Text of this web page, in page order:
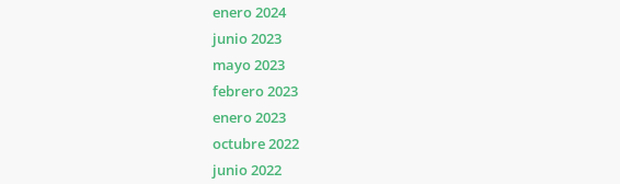
enero 2024
junio 2023
mayo 2023
febrero 2023
enero 2023
octubre 2022
junio 2022